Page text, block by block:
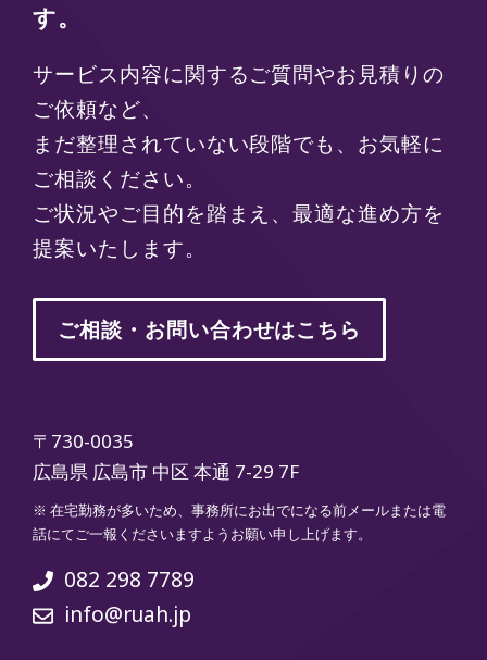
す。
サービス内容に関するご質問やお見積りの
ご依頼など、
まだ整理されていない段階でも、お気軽に
ご相談ください。
ご状況やご目的を踏まえ、最適な進め方を
提案いたします。
ご相談・お問い合わせはこちら
〒730-0035
広島県 広島市 中区 本通 7-29 7F
※ 在宅勤務が多いため、事務所にお出でになる前メールまたは電
話にてご一報くださいますようお願い申し上げます。
082 298 7789
info@ruah.jp